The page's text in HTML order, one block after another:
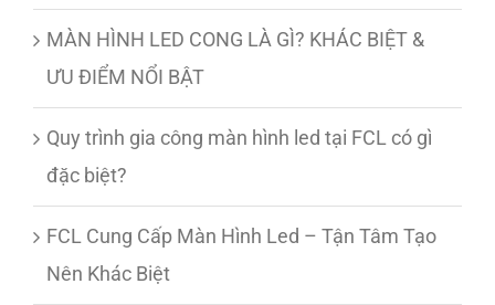
MÀN HÌNH LED CONG LÀ GÌ? KHÁC BIỆT &
ƯU ĐIỂM NỔI BẬT
Quy trình gia công màn hình led tại FCL có gì
đặc biệt?
FCL Cung Cấp Màn Hình Led – Tận Tâm Tạo
Nên Khác Biệt